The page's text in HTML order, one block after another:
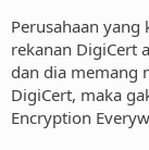
Perusahaan yang
rekanan DigiCert
dan dia memang
DigiCert, maka
Encryption